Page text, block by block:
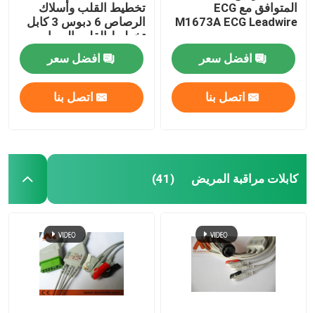
ملحقات مراقبة المريض
كابل EEG
المتوافق مع ECG
M1673A ECG Leadwire
افضل سعر
اتصل بنا
تخطيط القلب وأسلاك
الرصاص 6 دبوس 3 كابل
تخطيط القلب الرصاصي
TPU AHA Clip
افضل سعر
اتصل بنا
كابلات مراقبة المريض (41)